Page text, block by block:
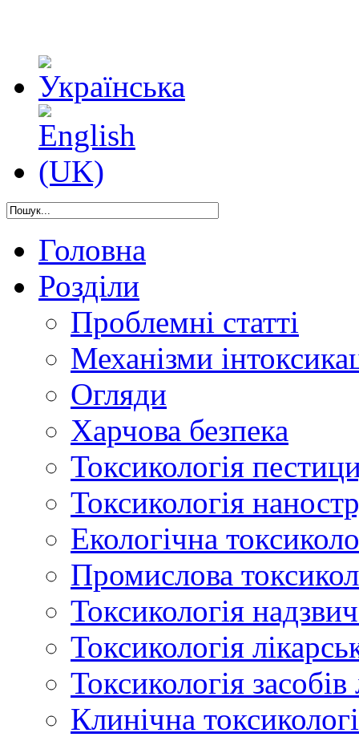
Головна
Розділи
Проблемні статті
Механізми
Огляди
Харчова безпека
Токсикологія
Токсикологія
Екологічна
Промислова
Токсикологія
Токсикологія
Токсикологія
Клинічна